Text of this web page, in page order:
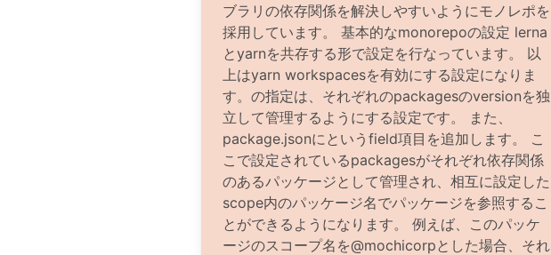
ブラリの依存関係を解決しやすいようにモノレポを
採用しています。 基本的なmonorepoの設定 lerna
とyarnを共存する形で設定を行なっています。 以
上はyarn workspacesを有効にする設定になりま
す。の指定は、それぞれのpackagesのversionを独
立して管理するようにする設定です。 また、
package.jsonにというfield項目を追加します。 こ
こで設定されているpackagesがそれぞれ依存関係
のあるパッケージとして管理され、相互に設定した
scope内のパッケージ名でパッケージを参照するこ
とができるようになります。 例えば、このパッケ
ージのスコープ名を@mochicorpとした場合、それ